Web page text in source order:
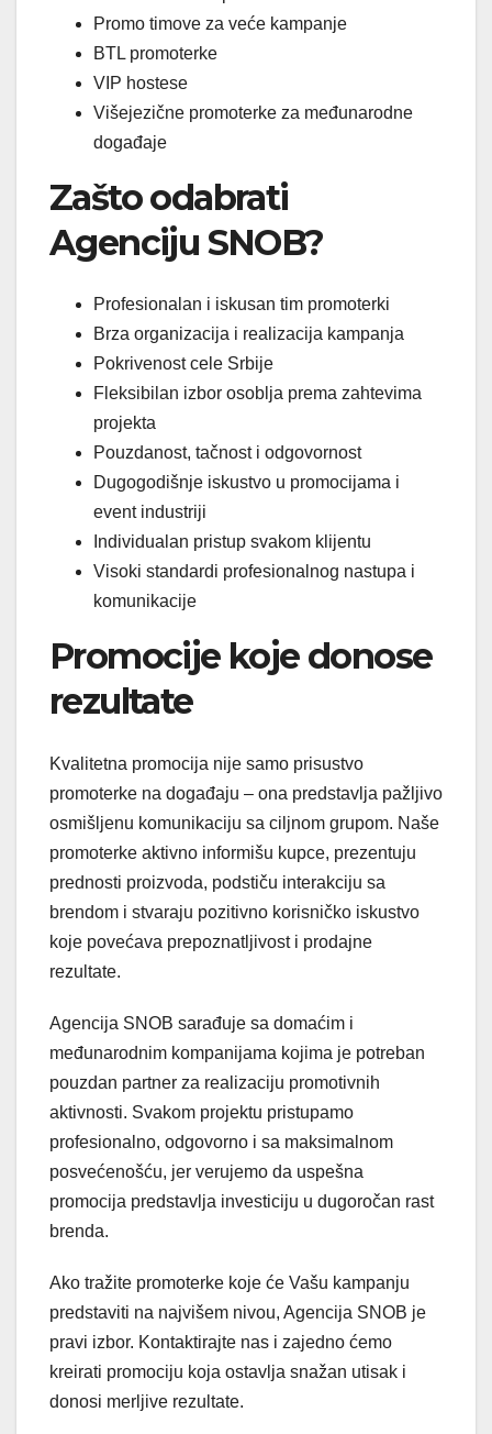
Promo timove za veće kampanje
BTL promoterke
VIP hostese
Višejezične promoterke za međunarodne
događaje
Zašto odabrati
Agenciju SNOB?
Profesionalan i iskusan tim promoterki
Brza organizacija i realizacija kampanja
Pokrivenost cele Srbije
Fleksibilan izbor osoblja prema zahtevima
projekta
Pouzdanost, tačnost i odgovornost
Dugogodišnje iskustvo u promocijama i
event industriji
Individualan pristup svakom klijentu
Visoki standardi profesionalnog nastupa i
komunikacije
Promocije koje donose
rezultate
Kvalitetna promocija nije samo prisustvo
promoterke na događaju – ona predstavlja pažljivo
osmišljenu komunikaciju sa ciljnom grupom. Naše
promoterke aktivno informišu kupce, prezentuju
prednosti proizvoda, podstiču interakciju sa
brendom i stvaraju pozitivno korisničko iskustvo
koje povećava prepoznatljivost i prodajne
rezultate.
Agencija SNOB sarađuje sa domaćim i
međunarodnim kompanijama kojima je potreban
pouzdan partner za realizaciju promotivnih
aktivnosti. Svakom projektu pristupamo
profesionalno, odgovorno i sa maksimalnom
posvećenošću, jer verujemo da uspešna
promocija predstavlja investiciju u dugoročan rast
brenda.
Ako tražite promoterke koje će Vašu kampanju
predstaviti na najvišem nivou, Agencija SNOB je
pravi izbor. Kontaktirajte nas i zajedno ćemo
kreirati promociju koja ostavlja snažan utisak i
donosi merljive rezultate.